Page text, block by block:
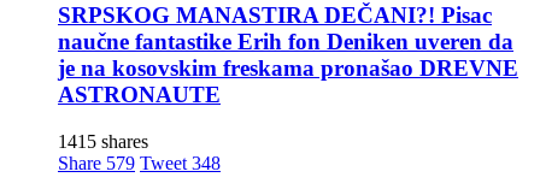
SRPSKOG MANASTIRA DEČANI?! Pisac
naučne fantastike Erih fon Deniken uveren da
je na kosovskim freskama pronašao DREVNE
ASTRONAUTE
1415 shares
Share 579 Tweet 348